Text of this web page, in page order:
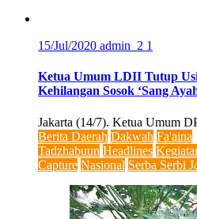
15/Jul/2020 admin_2 1
Ketua Umum LDII Tutup
Kehilangan Sosok ‘Sang
Jakarta (14/7). Ketua Umum
Berita Daerah Dakwah Fa'aina
Tadzhabuun Headlines
Capture Nasional Serba Serbi